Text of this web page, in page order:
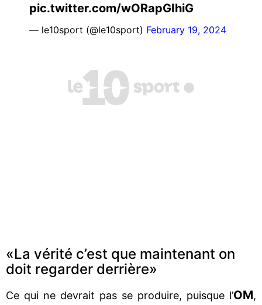
pic.twitter.com/wORapGIhiG
— le10sport (@le10sport) February 19, 2024
«La vérité c’est que maintenant on
doit regarder derrière»
Ce qui ne devrait pas se produire, puisque l’OM,